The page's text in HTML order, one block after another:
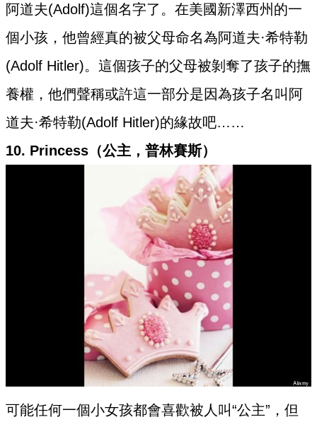
阿道夫(Adolf)這個名字了。在美國新澤西州的一
個小孩，他曾經真的被父母命名為阿道夫·希特勒
(Adolf Hitler)。這個孩子的父母被剝奪了孩子的撫
養權，他們聲稱或許這一部分是因為孩子名叫阿
道夫·希特勒(Adolf Hitler)的緣故吧……
10. Princess（公主，普林賽斯）
可能任何一個小女孩都會喜歡被人叫“公主”，但